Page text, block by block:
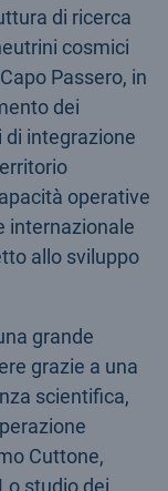
di ricerca
cosmici
Passero, in
dei
di integrazione
operative
internazionale
allo sviluppo
grande
grazie a una
scientifica,
Cuttone,
studio dei